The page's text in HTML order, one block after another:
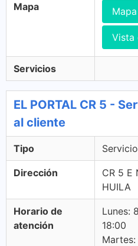
Mapa Mapa
Vista
Servicios
EL PORTAL CR 5 -
al cliente
Tipo
Dirección
CR 5 E
HUILA
Horario de
atención
Lunes:
18:00